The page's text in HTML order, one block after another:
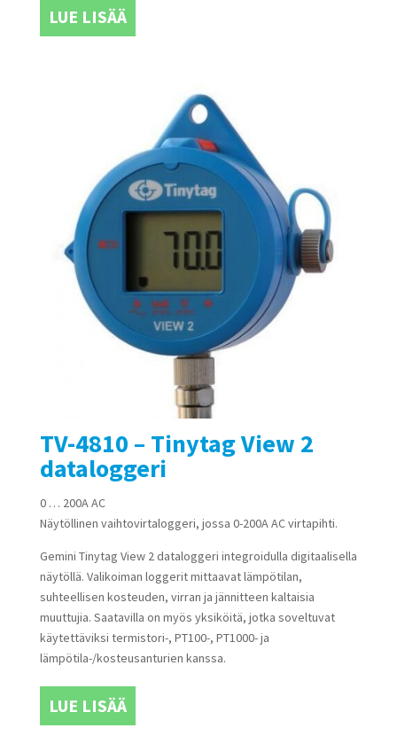
LUE LISÄÄ
TV-4810 – Tinytag View 2
dataloggeri
0 … 200A AC
Näytöllinen vaihtovirtaloggeri, jossa 0-200A AC virtapihti.
Gemini Tinytag View 2 dataloggeri integroidulla digitaalisella
näytöllä. Valikoiman loggerit mittaavat lämpötilan,
suhteellisen kosteuden, virran ja jännitteen kaltaisia
muuttujia. Saatavilla on myös yksiköitä, jotka soveltuvat
käytettäviksi termistori-, PT100-, PT1000- ja
lämpötila-/kosteusanturien kanssa.
LUE LISÄÄ